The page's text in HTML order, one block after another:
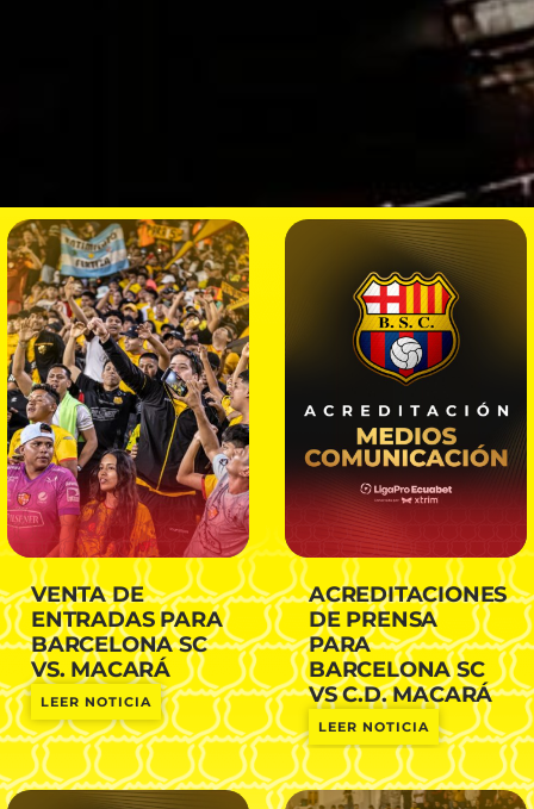
VENTA DE
ENTRADAS PARA
BARCELONA SC
VS. MACARÁ
LEER NOTICIA
ACREDITACIONES
DE PRENSA
PARA
BARCELONA SC
VS C.D. MACARÁ
LEER NOTICIA